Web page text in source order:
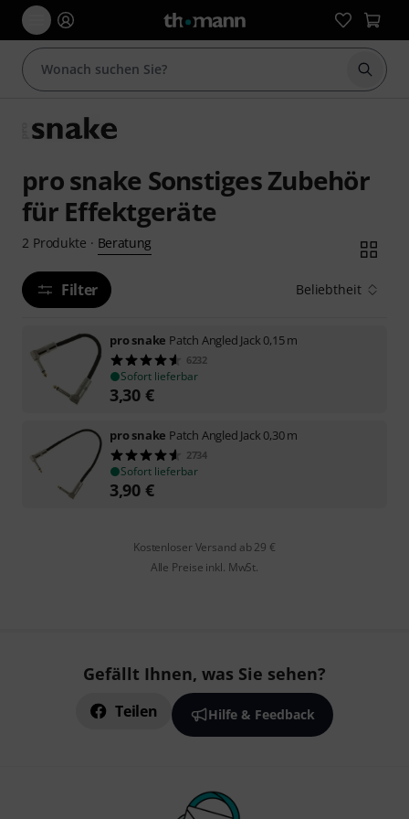
Suche
pro snake Sonstiges Zubehör
für Effektgeräte
2 Produkte · Beratung
Filter Beliebtheit
pro snake Patch Angled Jack 0,15 m
6232
Sofort lieferbar
3,30 €
pro snake Patch Angled Jack 0,30 m
2734
Sofort lieferbar
3,90 €
Kostenloser Versand ab 29 €
Alle Preise inkl. MwSt.
Gefällt Ihnen, was Sie sehen?
Teilen Hilfe & Feedback